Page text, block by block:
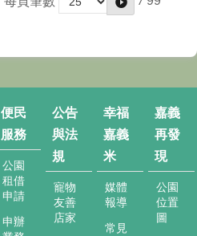
便民
服務
公園
租借
申請
申辦
公告
與法
規
寵物
友善
店家
幸福
嘉義
米
媒體
報導
常見
嘉義
再發
現
公園
位置
圖